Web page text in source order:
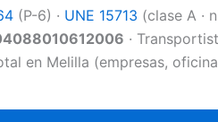
(P-6) · UNE 15713 (clase A ·
·
en Melilla (empresas,